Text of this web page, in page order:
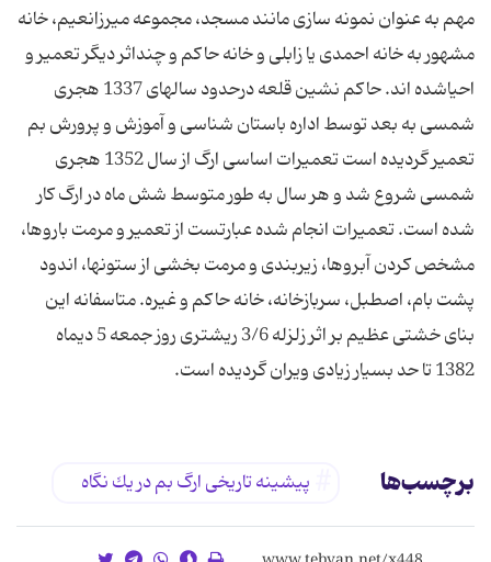
مهم به عنوان نمونه سازی مانند مسجد، مجموعه میرزانعیم، خانه
مشهور به خانه احمدی یا زابلی و خانه حاكم و چنداثر دیگر تعمیر و
احیاشده اند. حاكم نشین قلعه درحدود سالهای 1337 هجری
شمسی به بعد توسط اداره باستان شناسی و آموزش و پرورش بم
تعمیر گردیده است تعمیرات اساسی ارگ از سال 1352 هجری
شمسی شروع شد و هر سال به طور متوسط شش ماه در ارگ كار
شده است. تعمیرات انجام شده عبارتست از تعمیر و مرمت باروها،
مشخص كردن آبروها، زیربندی و مرمت بخشی از ستونها، اندود
پشت بام، اصطبل، سربازخانه، خانه حاكم و غیره. متاسفانه این
بنای خشتی عظیم بر اثر زلزله 3/6 ریشتری روز جمعه 5 دیماه
1382 تا حد بسیار زیادی ویران گردیده است.
برچسب‌ها پیشینه تاریخی ارگ بم در یك نگاه